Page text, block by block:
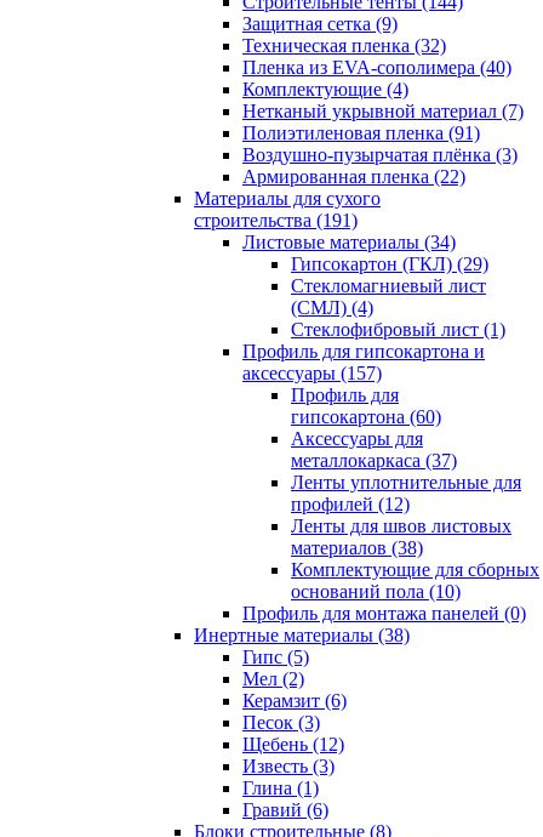
Защитная сетка (9)
Техническая пленка (32)
Пленка из EVA-сополимера (40)
Комплектующие (4)
Нетканый укрывной материал (7)
Полиэтиленовая пленка (91)
Воздушно-пузырчатая плёнка (3)
Армированная пленка (22)
Материалы для сухого
строительства (191)
Листовые материалы (34)
Гипсокартон (ГКЛ) (29)
Стекломагниевый лист
(СМЛ) (4)
Cтеклофибровый лист (1)
Профиль для гипсокартона и
аксессуары (157)
Профиль для
гипсокартона (60)
Аксессуары для
металлокаркаса (37)
Ленты уплотнительные для
профилей (12)
Ленты для швов листовых
материалов (38)
Комплектующие для сборных
оснований пола (10)
Профиль для монтажа панелей (0)
Инертные материалы (38)
Гипс (5)
Мел (2)
Керамзит (6)
Песок (3)
Щебень (12)
Известь (3)
Глина (1)
Гравий (6)
Блоки строительные (8)